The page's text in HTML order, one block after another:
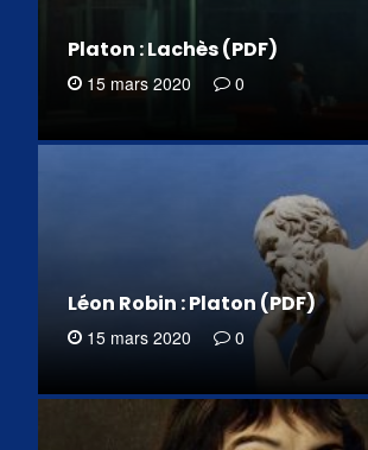
Platon : Lachès (PDF)
15 mars 2020 0
Léon Robin : Platon (PDF)
15 mars 2020 0